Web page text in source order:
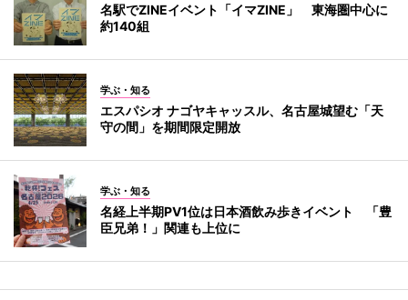
名駅でZINEイベント「イマZINE」 東海圏中心に
約140組
学ぶ・知る
エスパシオ ナゴヤキャッスル、名古屋城望む「天
守の間」を期間限定開放
学ぶ・知る
名経上半期PV1位は日本酒飲み歩きイベント 「豊
臣兄弟！」関連も上位に